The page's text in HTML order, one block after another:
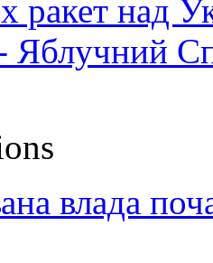
ракет над
Яблучний
влада